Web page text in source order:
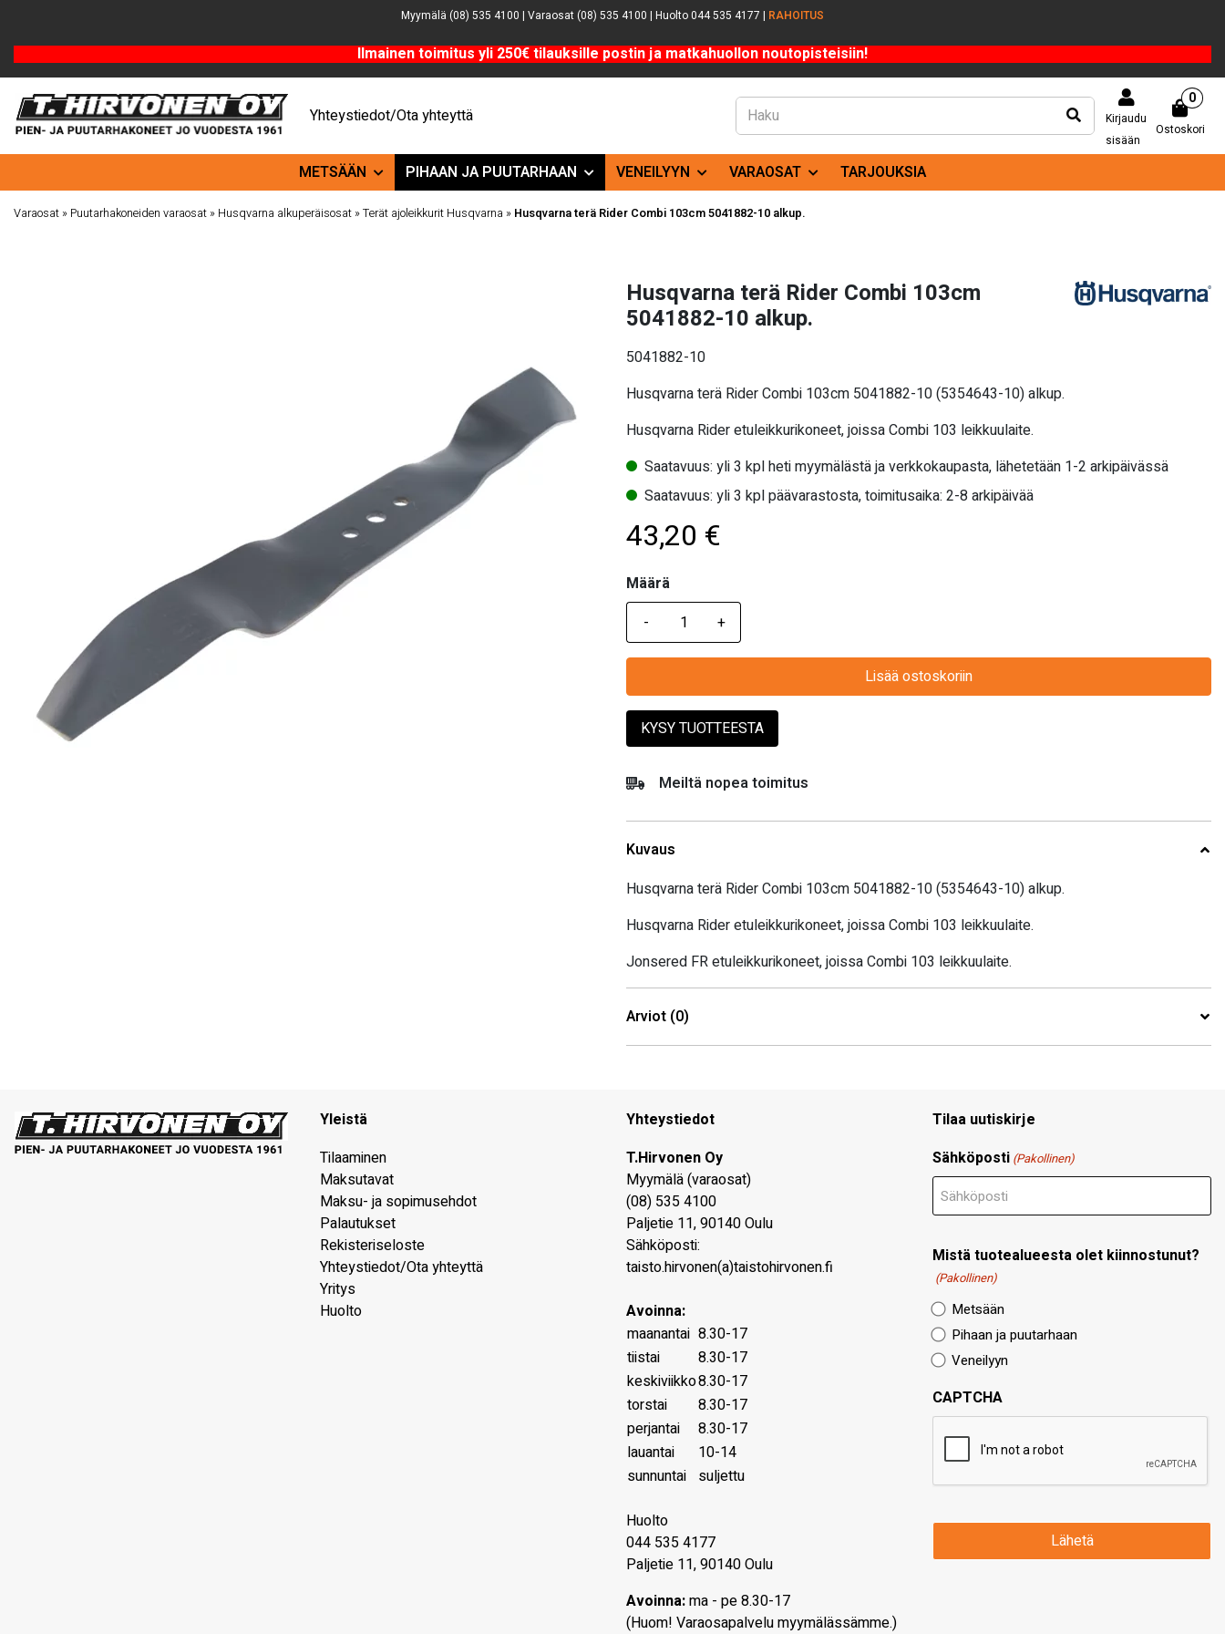
Myymälä (08) 535 4100 | Varaosat (08) 535 4100 | Huolto 044 535 4177 | RAHOITUS
Ilmainen toimitus yli 250€ tilauksille postin ja matkahuollon noutopisteisiin!
Yhteystiedot/Ota yhteyttä
Kirjaudu
sisään
Ostoskori
0
METSÄÄN PIHAAN JA PUUTARHAAN VENEILYYN VARAOSAT TARJOUKSIA
Varaosat » Puutarhakoneiden varaosat » Husqvarna alkuperäisosat »Terät ajoleikkurit Husqvarna » Husqvarna terä Rider Combi 103cm 5041882-10 alkup.
Husqvarna terä Rider Combi 103cm
5041882-10 alkup.
5041882-10
Husqvarna terä Rider Combi 103cm 5041882-10 (5354643-10) alkup.
Husqvarna Rider etuleikkurikoneet, joissa Combi 103 leikkuulaite.
Saatavuus: yli 3 kpl heti myymälästä ja verkkokaupasta, lähetetään 1-2 arkipäivässä
Saatavuus: yli 3 kpl päävarastosta, toimitusaika: 2-8 arkipäivää
43,20 €
Määrä
Määrä
Lisää ostoskoriin
KYSY TUOTTEESTA
Meiltä nopea toimitus
Kuvaus
Husqvarna terä Rider Combi 103cm 5041882-10 (5354643-10) alkup.
Husqvarna Rider etuleikkurikoneet, joissa Combi 103 leikkuulaite.
Jonsered FR etuleikkurikoneet, joissa Combi 103 leikkuulaite.
Arviot (0)
Yleistä
Tilaaminen
Maksutavat
Maksu- ja sopimusehdot
Palautukset
Rekisteriseloste
Yhteystiedot/Ota yhteyttä
Yritys
Huolto
Yhteystiedot
T.Hirvonen Oy
Myymälä (varaosat)
(08) 535 4100
Paljetie 11,90140Oulu
Sähköposti:
taisto.hirvonen(a)taistohirvonen.fi
Avoinna:
maanantai 8.30-17
tiistai
8.30-17
keskiviikko8.30-17
torstai
8.30-17
perjantai
8.30-17
lauantai
10-14
sunnuntai suljettu
Huolto
044 535 4177
Paljetie 11, 90140 Oulu
Avoinna:ma - pe 8.30-17
(Huom! Varaosapalvelu myymälässämme.)
Tilaa uutiskirje
Sähköposti (Pakollinen)
Mistä tuotealueesta olet kiinnostunut?
(Pakollinen)
Metsään
Pihaan ja puutarhaan
Veneilyyn
CAPTCHA